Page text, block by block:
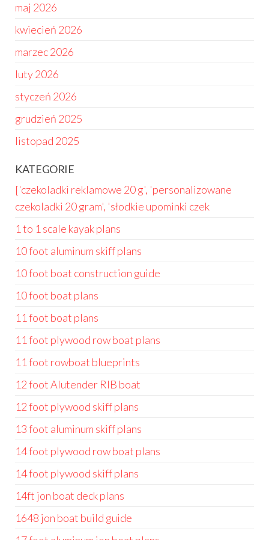
maj 2026
kwiecień 2026
marzec 2026
luty 2026
styczeń 2026
grudzień 2025
listopad 2025
KATEGORIE
['czekoladki reklamowe 20 g', 'personalizowane
czekoladki 20 gram', 'słodkie upominki czek
1 to 1 scale kayak plans
10 foot aluminum skiff plans
10 foot boat construction guide
10 foot boat plans
11 foot boat plans
11 foot plywood row boat plans
11 foot rowboat blueprints
12 foot Alutender RIB boat
12 foot plywood skiff plans
13 foot aluminum skiff plans
14 foot plywood row boat plans
14 foot plywood skiff plans
14ft jon boat deck plans
1648 jon boat build guide